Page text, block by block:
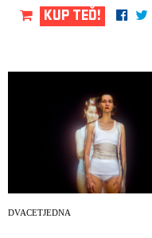
KUP TEĎ!
DVACETJEDNA